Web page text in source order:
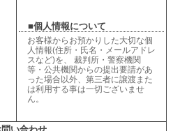
■個人情報について
お客様からお預かりした大切な個
人情報(住所・氏名・メールアドレ
スなど)を、 裁判所・警察機関
等・公共機関からの提出要請があ
った場合以外、第三者に譲渡また
は利用する事は一切ございませ
ん。